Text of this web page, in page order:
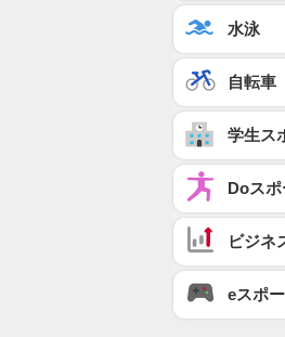
水泳
自転車
学生ス
Doスポ
ビジネ
eスポ